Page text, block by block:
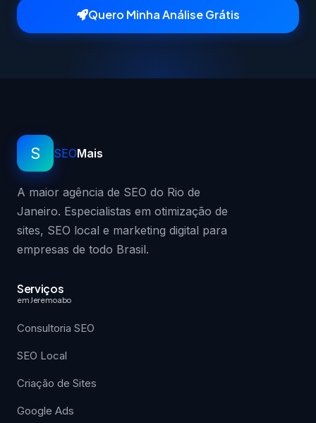
Quero Minha Análise Grátis
S SEOMais
A maior agência de SEO do Rio de
Janeiro. Especialistas em otimização de
sites, SEO local e marketing digital para
empresas de todo Brasil.
Serviços
em Jeremoabo
Consultoria SEO
SEO Local
Criação de Sites
Google Ads